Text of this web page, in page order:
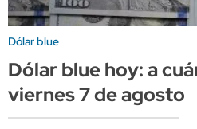
Dólar blue
Dólar blue hoy: a
viernes 7 de agosto